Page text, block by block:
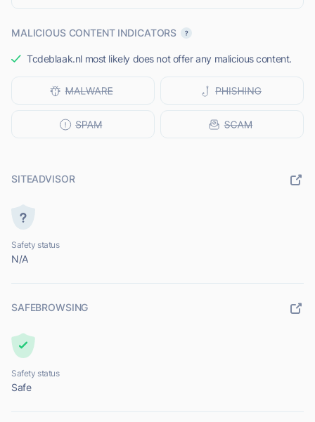
MALICIOUS CONTENT INDICATORS
Tcdeblaak.nl most likely does not offer any malicious content.
SITEADVISOR
Safety status
N/A
SAFEBROWSING
Safety status
Safe